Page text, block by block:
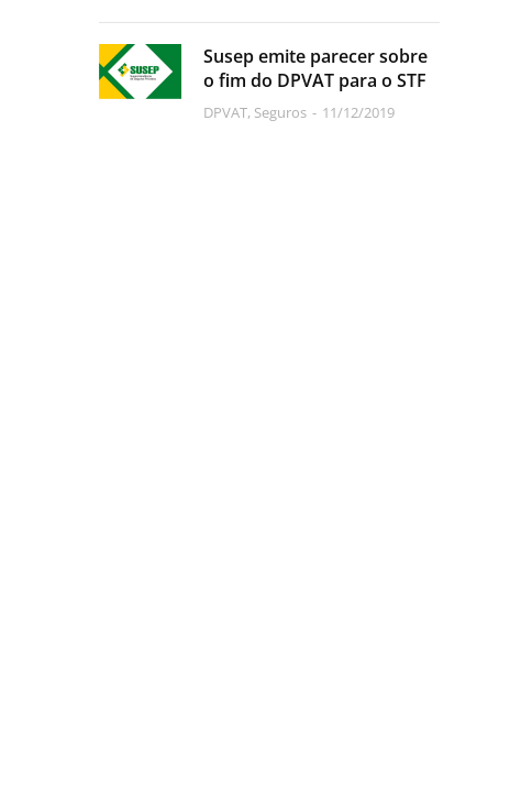
Susep emite parecer sobre
o fim do DPVAT para o STF
DPVAT, Seguros 11/12/2019